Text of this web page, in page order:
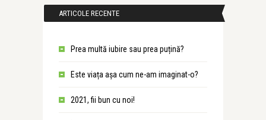
ARTICOLE RECENTE
Prea multă iubire sau prea puțină?
Este viața așa cum ne-am imaginat-o?
2021, fii bun cu noi!